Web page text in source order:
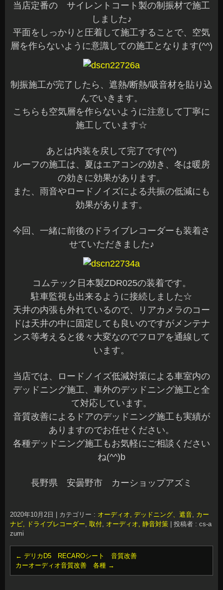
当店定番の サイレントコート製の制振材で施工
しました♪
平面をしっかりと圧着して施工することで、空気
層を作らないように意識しての施工となります(^^)
制振施工が完了したら、遮熱/断熱/吸音材を貼り込
んでいきます。
こちらも空気層を作らないように注意して丁寧に
施工しています☆
あとは内装を戻して完了です(^^)
ルーフの施工は、夏はエアコンの効き、冬は暖房
の効きに効果があります。
また、雨音やロードノイズによる共振の低減にも
効果があります。
今回、一緒に前後のドライブレコーダーも装着さ
せていただきました♪
コムテック日本製ZDR025の装着です。
駐車監視も出来るように接続しました☆
天井の内張も外れているので、リアカメラのコー
ドは天井の中に固定しても良いのですがメンテナ
ンス等考えると後々大変なのでフロアを通線して
います。
当店では、ロードノイズ低減対策による車室内の
デッドニング施工、車外のデッドニング施工と全
て対応しています。
音質改善によるドアのデッドニング施工も実績が
ありますのでお任せください。
各種デッドニング施工もお気軽にご相談ください
ね(^^)b
長野県 安曇野市 カーショップアズミ
2020年10月2日 カテゴリー : オーディオ, デッドニング、遮音, カー
ナビ, ドライブレコーダー, 取付, オーディオ, 静音対策
投稿者 : cs-a
zumi
← デリカD5 RECAROシート 音質改善
カーオーディオ音質改善 各種 →